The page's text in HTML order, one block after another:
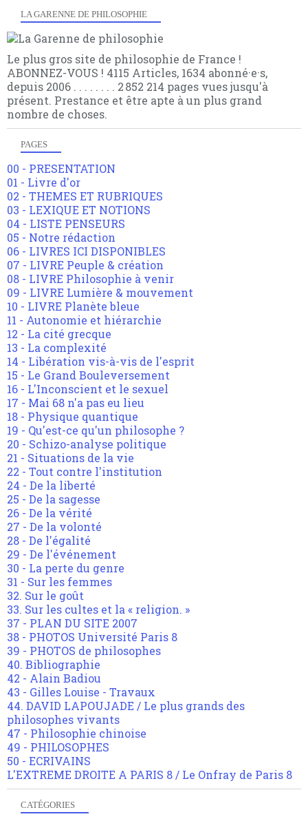
LA GARENNE DE PHILOSOPHIE
Le plus gros site de philosophie de France !
ABONNEZ-VOUS ! 4115 Articles, 1634 abonné·e·s,
depuis 2006 . . . . . . . . 2 852 214 pages vues jusqu'à
présent. Prestance et être apte à un plus grand
nombre de choses.
PAGES
00 - PRESENTATION
01 - Livre d'or
02 - THEMES ET RUBRIQUES
03 - LEXIQUE ET NOTIONS
04 - LISTE PENSEURS
05 - Notre rédaction
06 - LIVRES ICI DISPONIBLES
07 - LIVRE Peuple & création
08 - LIVRE Philosophie à venir
09 - LIVRE Lumière & mouvement
10 - LIVRE Planète bleue
11 - Autonomie et hiérarchie
12 - La cité grecque
13 - La complexité
14 - Libération vis-à-vis de l'esprit
15 - Le Grand Bouleversement
16 - L'Inconscient et le sexuel
17 - Mai 68 n'a pas eu lieu
18 - Physique quantique
19 - Qu'est-ce qu'un philosophe ?
20 - Schizo-analyse politique
21 - Situations de la vie
22 - Tout contre l'institution
24 - De la liberté
25 - De la sagesse
26 - De la vérité
27 - De la volonté
28 - De l'égalité
29 - De l'événement
30 - La perte du genre
31 - Sur les femmes
32. Sur le goût
33. Sur les cultes et la « religion. »
37 - PLAN DU SITE 2007
38 - PHOTOS Université Paris 8
39 - PHOTOS de philosophes
40. Bibliographie
42 - Alain Badiou
43 - Gilles Louise - Travaux
44. DAVID LAPOUJADE / Le plus grands des
philosophes vivants
47 - Philosophie chinoise
49 - PHILOSOPHES
50 - ECRIVAINS
L'EXTREME DROITE A PARIS 8 / Le Onfray de Paris 8
CATÉGORIES